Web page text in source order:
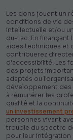
Les dons jouent un
conditions de vie
intellectuelle et/ou
du-Lac. En
aides techniques et
contribuerez
d'accessibilité. Les
des projets
adaptés ou
développement des
à rémunérer les
qualité et la
un investissement
personnes vivant
trouble du spectre
pour leur intégration